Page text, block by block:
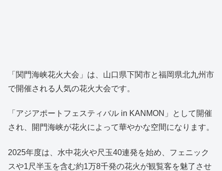
「関門海峡花火大会」は、山口県下関市と福岡県北九州市
で開催される人気の花火大会です。
「アジアポートフェスティバル in KANMON」として開催
され、開門海峡が花火によって華やかな空間になります。
2025年度は、水中花火や尺玉40連発を始め、フェニック
スや1尺半玉を含む約1万8千発の花火が観覧客を魅了させ